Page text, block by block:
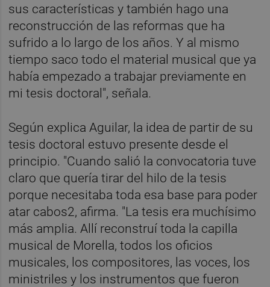
sus características y también hago una
reconstrucción de las reformas que ha
sufrido a lo largo de los años. Y al mismo
tiempo saco todo el material musical que ya
había empezado a trabajar previamente en
mi tesis doctoral", señala.
Según explica Aguilar, la idea de partir de su
tesis doctoral estuvo presente desde el
principio. "Cuando salió la convocatoria tuve
claro que quería tirar del hilo de la tesis
porque necesitaba toda esa base para poder
atar cabos2, afirma. "La tesis era muchísimo
más amplia. Allí reconstruí toda la capilla
musical de Morella, todos los oficios
musicales, los compositores, las voces, los
ministriles y los instrumentos que fueron